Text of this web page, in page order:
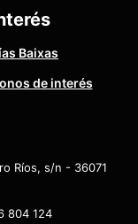
Baixas
de interés
Ríos, s/n - 36071
804 124